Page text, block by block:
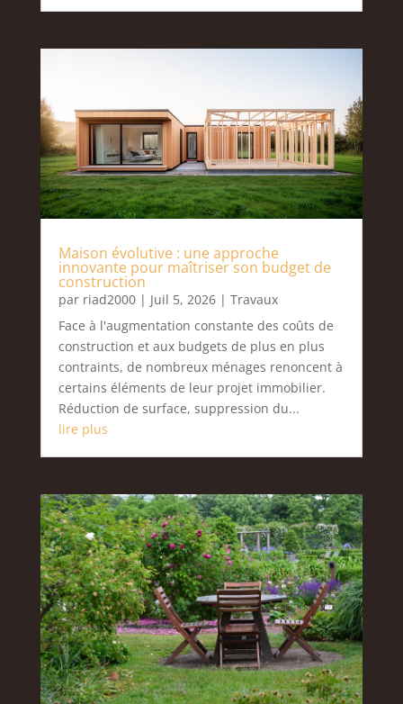
Maison évolutive : une approche
innovante pour maîtriser son budget de
construction
par riad2000| Juil 5, 2026| Travaux
Face à l'augmentation constante des coûts de
construction et aux budgets de plus en plus
contraints, de nombreux ménages renoncent à
certains éléments de leur projet immobilier.
Réduction de surface, suppression du...
lire plus